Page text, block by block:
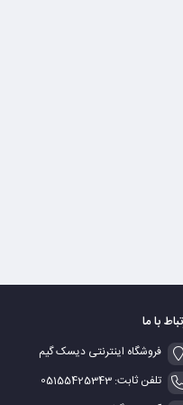
با ما
فروشگاه اینترنتی دیسک گیم
تلفن ثابت: 05155425343